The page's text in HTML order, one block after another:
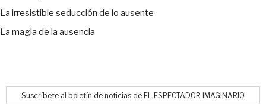
La irresistible seducción de lo ausente
La magia de la ausencia
Suscríbete al boletín de noticias de EL ESPECTADOR IMAGINARIO